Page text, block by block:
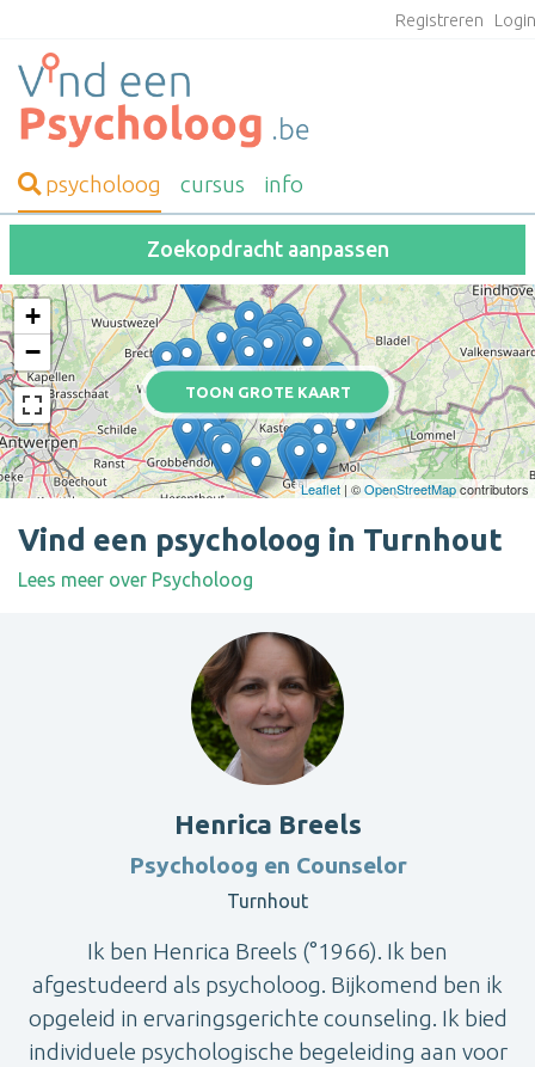
Registreren
psycholoog cursus info
Zoekopdracht aanpassen
TOON GROTE KAART
+
−
Leaflet | ©OpenStreetMapcontributors
Vind een psycholoog in Turnhout
Lees meer over Psycholoog
Henrica Breels
Psycholoog en Counselor
Turnhout
Ik ben Henrica Breels (°1966). Ik ben
afgestudeerd als psycholoog. Bijkomend ben ik
opgeleid in ervaringsgerichte counseling. Ik bied
individuele psychologische begeleiding aan voor